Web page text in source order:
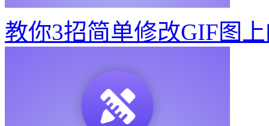
教你3招简单修改GIF图